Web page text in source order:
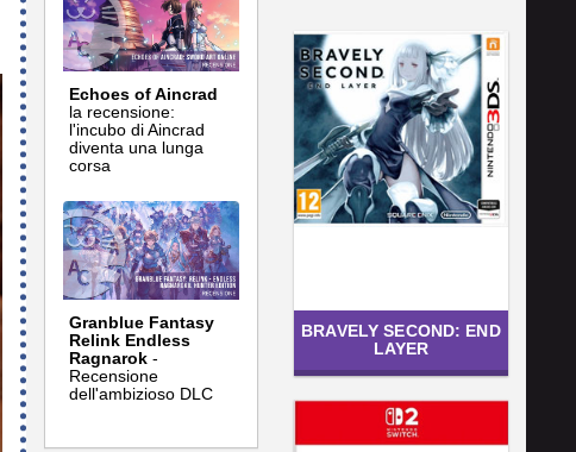
Echoes of Aincrad
la recensione:
l'incubo di Aincrad
diventa una lunga
corsa
Granblue Fantasy
Relink Endless
Ragnarok -
Recensione
dell'ambizioso DLC
BRAVELY SECOND: END
LAYER